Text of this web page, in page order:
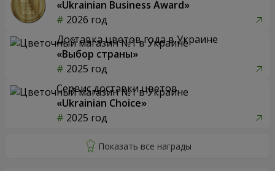
«Ukrainian Business Award»
2026 год
Доставка цветов года в Украине
«Выбор страны»
2025 год
Сервис доставки цветов
«Ukrainian Choice»
2025 год